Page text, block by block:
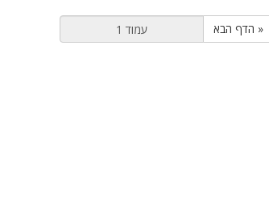
הדף הבא »